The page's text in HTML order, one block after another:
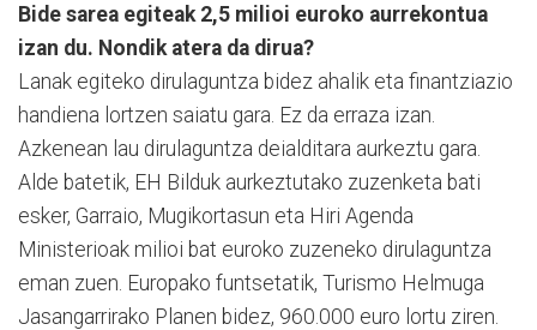
Bide sarea egiteak 2,5 milioi euroko aurrekontua
izan du. Nondik atera da dirua?
Lanak egiteko dirulaguntza bidez ahalik eta finantziazio
handiena lortzen saiatu gara. Ez da erraza izan.
Azkenean lau dirulaguntza deialditara aurkeztu gara.
Alde batetik, EH Bilduk aurkeztutako zuzenketa bati
esker, Garraio, Mugikortasun eta Hiri Agenda
Ministerioak milioi bat euroko zuzeneko dirulaguntza
eman zuen. Europako funtsetatik, Turismo Helmuga
Jasangarrirako Planen bidez, 960.000 euro lortu ziren.